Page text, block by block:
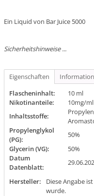
Ein Liquid von Bar Juice 5000
Sicherheitshinweise ...
Eigenschaften
Flascheninhalt:
10 ml
Nikotinanteile:
10mg/
Inhaltsstoffe:
Propylenglykol
(PG):
50%
Glycerin (VG):
50%
Datum
Datenblatt:
Hersteller:
Diese Angabe
wurde.